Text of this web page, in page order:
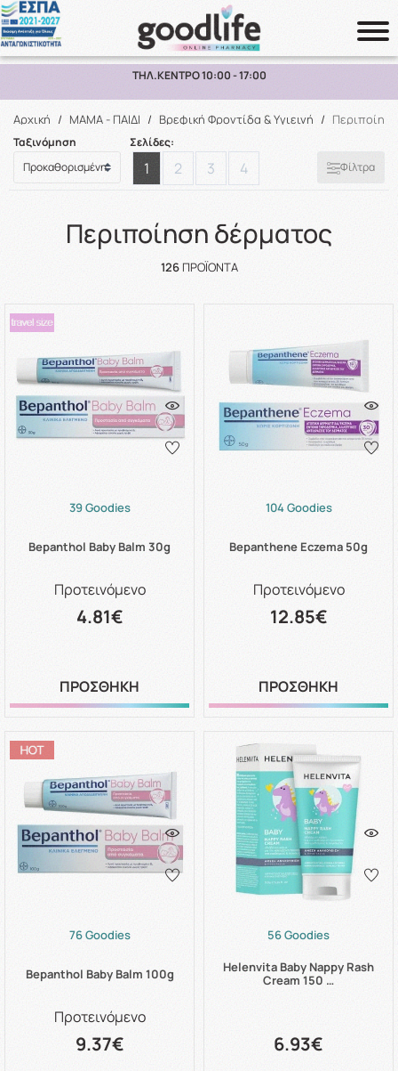
Αναζήτηση
ΠΑΡΑΛΑΒΗ ΑΠΟ ΤΟ ΚΑΤΑΣΤΗΜΑ ΑΝΩ ΤΩΝ 10€
Αρχική / ΜΑΜΑ - ΠΑΙΔΙ / Βρεφική Φροντίδα & Υγιεινή /
Ταξινόμηση Σελίδες:
1 2 3 4 Φίλτρα
Περιποίηση δέρματος
126ΠΡΟΪΌΝΤΑ
39 Goodies
Bepanthol Baby Balm 30g
Προτεινόμενο
4.81€
ΠΡΟΣΘΗΚΗ
104 Goodies
Bepanthene Eczema 50g
Προτεινόμενο
12.85€
ΠΡΟΣΘΗΚΗ
76 Goodies
Bepanthol Baby Balm 100g
Προτεινόμενο
9.37€
56 Goodies
Helenvita Baby Nappy Rash
Cream 150 …
6.93€